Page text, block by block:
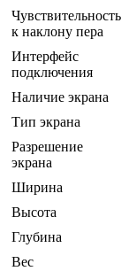
Чувствительность
к наклону пера
Интерфейс
подключения
Наличие экрана
Тип экрана
Разрешение
экрана
Ширина
Высота
Глубина
Вес